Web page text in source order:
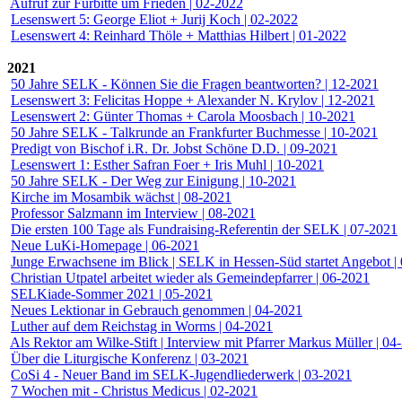
Aufruf zur Fürbitte um Frieden | 02-2022
Lesenswert 5: George Eliot + Jurij Koch | 02-2022
Lesenswert 4: Reinhard Thöle + Matthias Hilbert | 01-2022
2021
50 Jahre SELK - Können Sie die Fragen beantworten? | 12-2021
Lesenswert 3: Felicitas Hoppe + Alexander N. Krylov | 12-2021
Lesenswert 2: Günter Thomas + Carola Moosbach | 10-2021
50 Jahre SELK - Talkrunde an Frankfurter Buchmesse | 10-2021
Predigt von Bischof i.R. Dr. Jobst Schöne D.D. | 09-2021
Lesenswert 1: Esther Safran Foer + Iris Muhl | 10-2021
50 Jahre SELK - Der Weg zur Einigung | 10-2021
Kirche im Mosambik wächst | 08-2021
Professor Salzmann im Interview | 08-2021
Die ersten 100 Tage als Fundraising-Referentin der SELK | 07-2021
Neue LuKi-Homepage | 06-2021
Junge Erwachsene im Blick | SELK in Hessen-Süd startet Angebot |
Christian Utpatel arbeitet wieder als Gemeindepfarrer | 06-2021
SELKiade-Sommer 2021 | 05-2021
Neues Lektionar in Gebrauch genommen | 04-2021
Luther auf dem Reichstag in Worms | 04-2021
Als Rektor am Wilke-Stift | Interview mit Pfarrer Markus Müller | 04-
Über die Liturgische Konferenz | 03-2021
CoSi 4 - Neuer Band im SELK-Jugendliederwerk | 03-2021
7 Wochen mit - Christus Medicus | 02-2021